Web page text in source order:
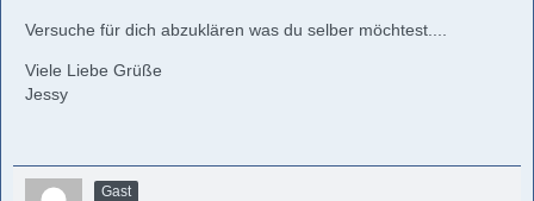
Versuche für dich abzuklären was du selber möchtest....
Viele Liebe Grüße
Jessy
Gast